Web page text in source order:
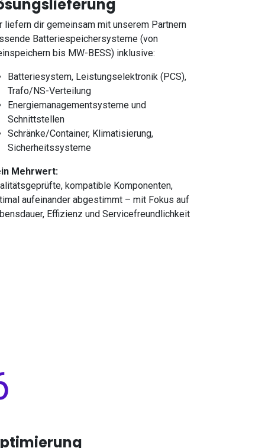
liefern dir gemeinsam mit unserem Partnern
Batteriespeichersysteme (von
bis MW-BESS) inklusive:
Batteriesystem, Leistungselektronik (PCS),
Trafo/NS-Verteilung
Energiemanagementsysteme und
Schnittstellen
Schränke/Container, Klimatisierung,
Sicherheitssysteme
Mehrwert:
kompatible Komponenten,
aufeinander abgestimmt – mit Fokus auf
Effizienz und Servicefreundlichkeit